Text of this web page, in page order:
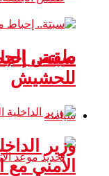
طقس
سياسة
سبتة..
للحشيش
وزير
الأمني